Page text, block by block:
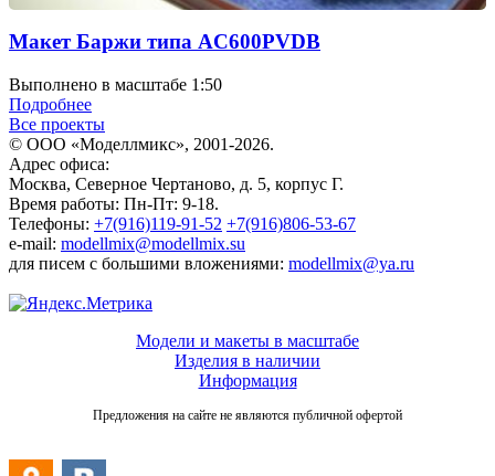
Макет Баржи типа AC600PVDB
Выполнено в масштабе 1:50
Подробнее
Все проекты
© ООО «Моделлмикс», 2001-2026.
Адрес офиса:
Москва, Северное Чертаново, д. 5, корпус Г.
Время работы: Пн-Пт: 9-18.
Телефоны: +7(916)119-91-52 +7(916)806-53-67
e-mail: modellmix@modellmix.su
для писем с большими вложениями: modellmix@ya.ru
Модели и макеты в масштабе
Изделия в наличии
Информация
Предложения на сайте не являются публичной офертой